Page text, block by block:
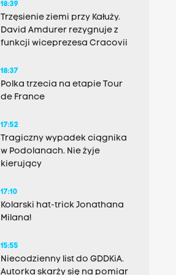
18:39
Trzęsienie ziemi przy Kałuży.
David Amdurer rezygnuje z
funkcji wiceprezesa Cracovii
18:37
Polka trzecia na etapie Tour
de France
17:52
Tragiczny wypadek ciągnika
w Podolanach. Nie żyje
kierujący
17:10
Kolarski hat-trick Jonathana
Milana!
15:55
Niecodzienny list do GDDKiA.
Autorka skarży się na pomiar